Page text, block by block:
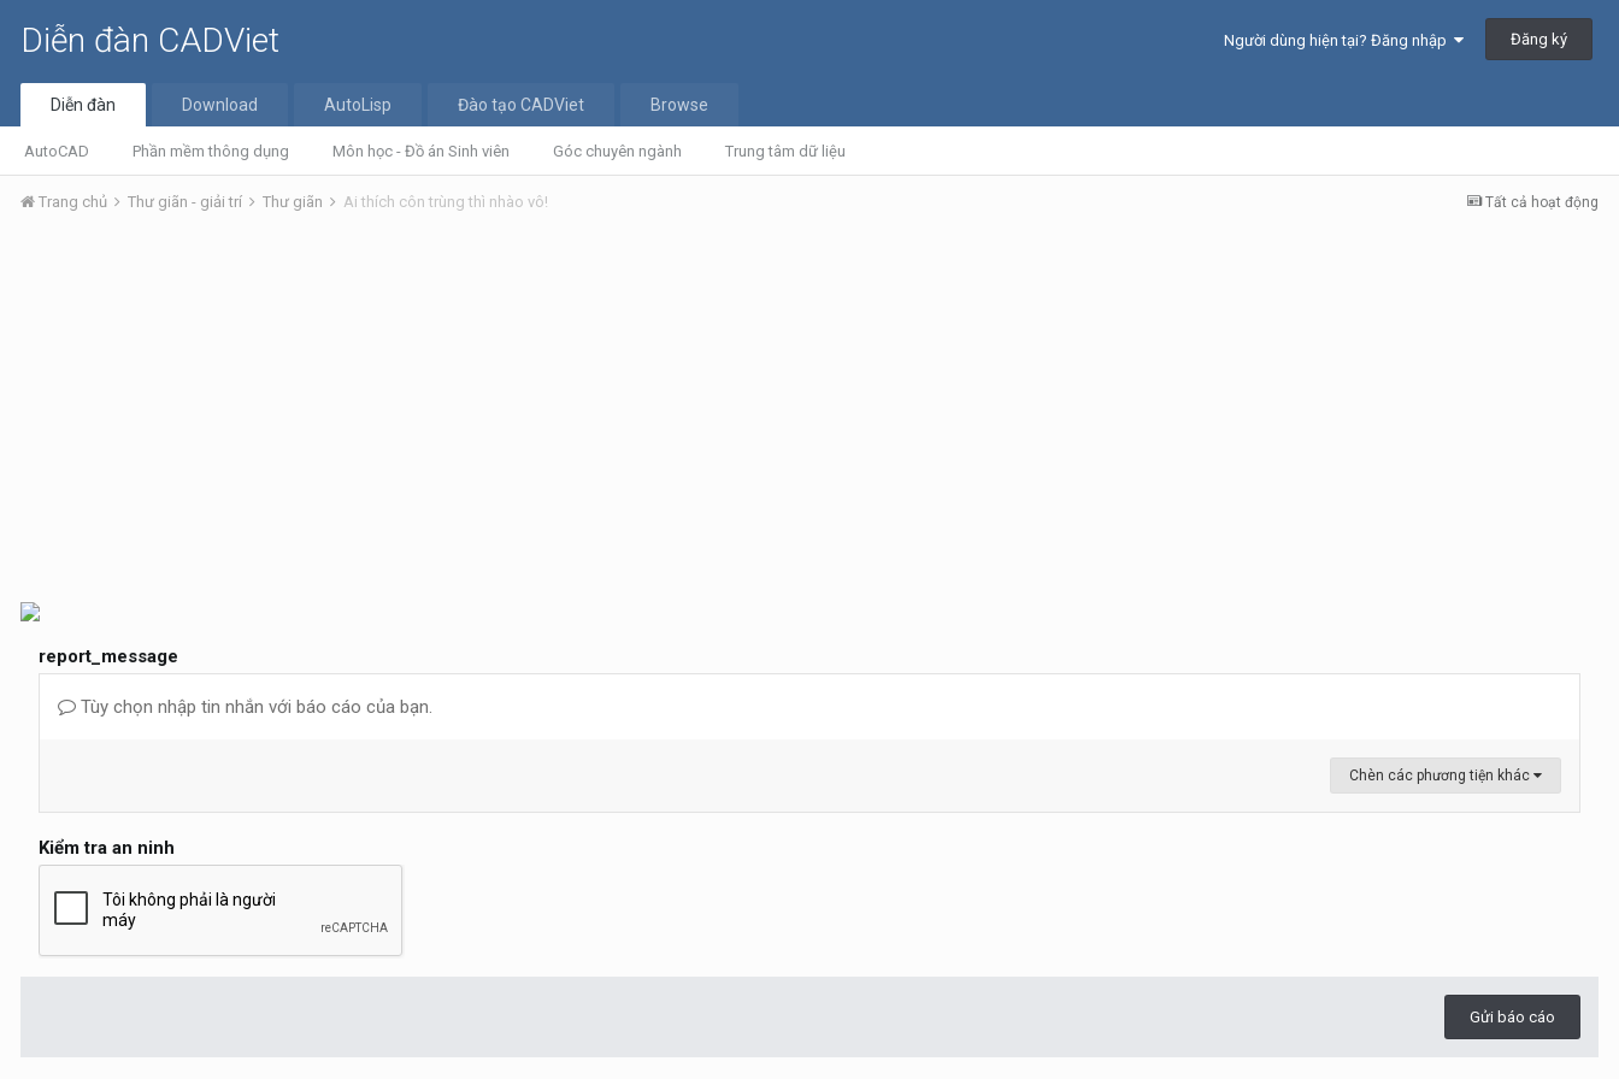
Diễn đàn CADViet Người dùng hiện tại? Đăng nhập Đăng ký
Diễn đàn
AutoCAD Phần mềm thông dụng Môn học - Đồ án Sinh viên Góc chuyên ngành Trung tâm dữ liệu
Download AutoLisp Đào tạo CADViet Browse
Tất cả hoạt động
Trang chủ Thư giãn - giải trí Thư giãn Ai thích côn trùng thì nhào vô!
report_message
Tùy chọn nhập tin nhắn với báo cáo của bạn.
Chèn các phương tiện khác
Kiểm tra an ninh
Gửi báo cáo